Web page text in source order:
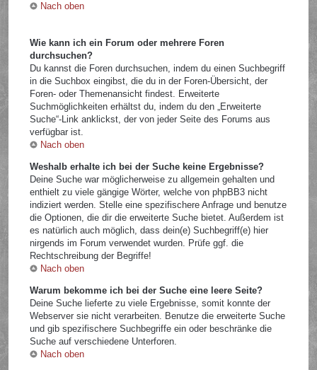
Nach oben
Wie kann ich ein Forum oder mehrere Foren
durchsuchen?
Du kannst die Foren durchsuchen, indem du einen Suchbegriff
in die Suchbox eingibst, die du in der Foren-Übersicht, der
Foren- oder Themenansicht findest. Erweiterte
Suchmöglichkeiten erhältst du, indem du den „Erweiterte
Suche“-Link anklickst, der von jeder Seite des Forums aus
verfügbar ist.
Nach oben
Weshalb erhalte ich bei der Suche keine Ergebnisse?
Deine Suche war möglicherweise zu allgemein gehalten und
enthielt zu viele gängige Wörter, welche von phpBB3 nicht
indiziert werden. Stelle eine spezifischere Anfrage und benutze
die Optionen, die dir die erweiterte Suche bietet. Außerdem ist
es natürlich auch möglich, dass dein(e) Suchbegriff(e) hier
nirgends im Forum verwendet wurden. Prüfe ggf. die
Rechtschreibung der Begriffe!
Nach oben
Warum bekomme ich bei der Suche eine leere Seite?
Deine Suche lieferte zu viele Ergebnisse, somit konnte der
Webserver sie nicht verarbeiten. Benutze die erweiterte Suche
und gib spezifischere Suchbegriffe ein oder beschränke die
Suche auf verschiedene Unterforen.
Nach oben